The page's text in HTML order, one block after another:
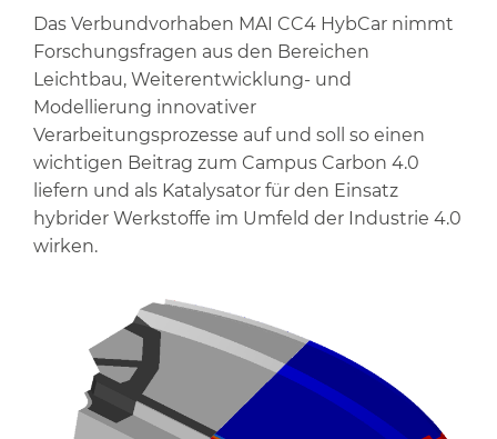
Das Verbundvorhaben MAI CC4 HybCar nimmt
Forschungsfragen aus den Bereichen
Leichtbau, Weiterentwicklung- und
Modellierung innovativer
Verarbeitungsprozesse auf und soll so einen
wichtigen Beitrag zum Campus Carbon 4.0
liefern und als Katalysator für den Einsatz
hybrider Werkstoffe im Umfeld der Industrie 4.0
wirken.